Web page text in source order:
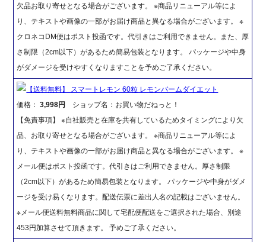
欠品お取り寄せとなる場合がございます。 ※商品リニューアル等によ
り、テキストや画像の一部がお届け商品と異なる場合がございます。 ※
クロネコDM便はポスト投函です。代引きはご利用できません。また、厚
さ制限（2cm以下）があるため簡易包装となります。 パッケージや中身
がダメージを受けやすくなりますことを予めご了承ください。
【送料無料】 スマートレモン 60粒 レモンバームダイエット
価格：3,998円
ショップ名：お買い物だねっと！
【免責事項】 ※自社販売と在庫を共有しているためタイミングにより欠
品、お取り寄せとなる場合がございます。 ※商品リニューアル等によ
り、テキストや画像の一部がお届け商品と異なる場合がございます。 ※
メール便はポスト投函です。代引きはご利用できません。厚さ制限
（2cm以下）があるため簡易包装となります。 パッケージや中身がダメ
ージを受け易くなります。配送伝票に差出人名の記載はございません。
※メール便送料無料商品に関して宅配便配送をご選択された場合、別途
453円加算させて頂きます。 予めご了承ください。